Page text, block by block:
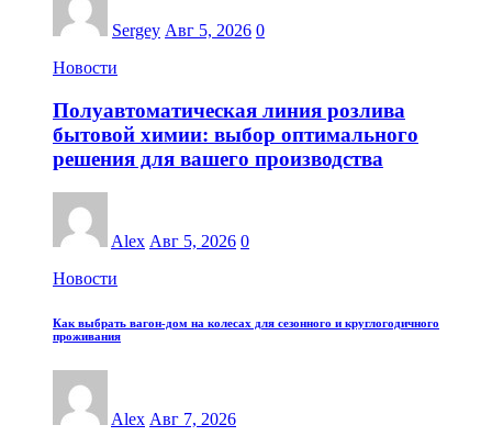
Sergey Авг 5, 2026 0
Новости
Полуавтоматическая линия розлива
бытовой химии: выбор оптимального
решения для вашего производства
Alex Авг 5, 2026 0
Новости
Как выбрать вагон-дом на колесах для сезонного и круглогодичного
проживания
Alex Авг 7, 2026